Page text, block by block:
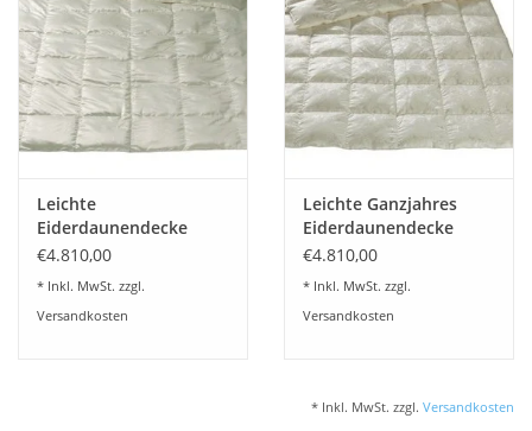
Plaids, Decken, Kissen
Mode & Accessoires
Tisch & Küche
Kinder
Leichte
Eiderdaunendecke
Seide Uni
€4.810,00
* Inkl. MwSt. zzgl.
Versandkosten
Leichte Ganzjahres
Eiderdaunendecke
Seide
€4.810,00
* Inkl. MwSt. zzgl.
Versandkosten
* Inkl. MwSt. zzgl. Versandkosten